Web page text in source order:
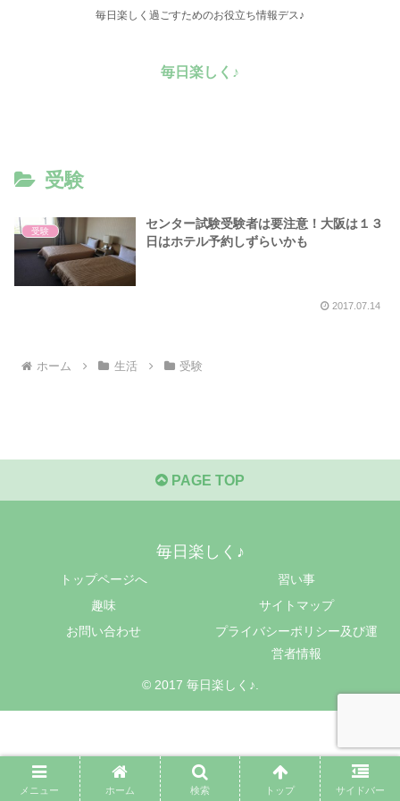
毎日楽しく過ごすためのお役立ち情報デス♪
毎日楽しく♪
受験
受験
センター試験受験者は要注意！大阪は１３
日はホテル予約しずらいかも
2017.07.14
ホーム 生活 受験
PAGE TOP
毎日楽しく♪
トップページへ
習い事
趣味
サイトマップ
お問い合わせ
プライバシーポリシー及び運
営者情報
© 2017 毎日楽しく♪.
メニュー ホーム 検索 トップ サイドバー